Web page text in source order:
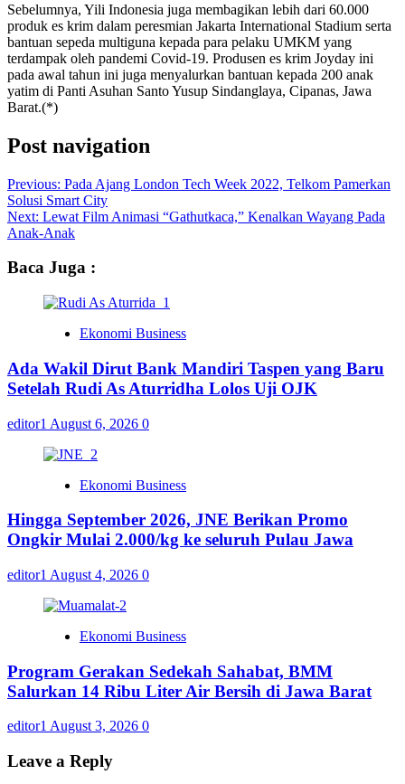
Sebelumnya, Yili Indonesia juga membagikan lebih dari 60.000
produk es krim dalam peresmian Jakarta International Stadium serta
bantuan sepeda multiguna kepada para pelaku UMKM yang
terdampak oleh pandemi Covid-19. Produsen es krim Joyday ini
pada awal tahun ini juga menyalurkan bantuan kepada 200 anak
yatim di Panti Asuhan Santo Yusup Sindanglaya, Cipanas, Jawa
Barat.(*)
Post navigation
Previous: Pada Ajang London Tech Week 2022, Telkom Pamerkan
Solusi Smart City
Next: Lewat Film Animasi “Gathutkaca,” Kenalkan Wayang Pada
Anak-Anak
Baca Juga :
Ekonomi Business
Ada Wakil Dirut Bank Mandiri Taspen yang Baru
Setelah Rudi As Aturridha Lolos Uji OJK
editor1 August 6, 2026 0
Ekonomi Business
Hingga September 2026, JNE Berikan Promo
Ongkir Mulai 2.000/kg ke seluruh Pulau Jawa
editor1 August 4, 2026 0
Ekonomi Business
Program Gerakan Sedekah Sahabat, BMM
Salurkan 14 Ribu Liter Air Bersih di Jawa Barat
editor1 August 3, 2026 0
Leave a Reply